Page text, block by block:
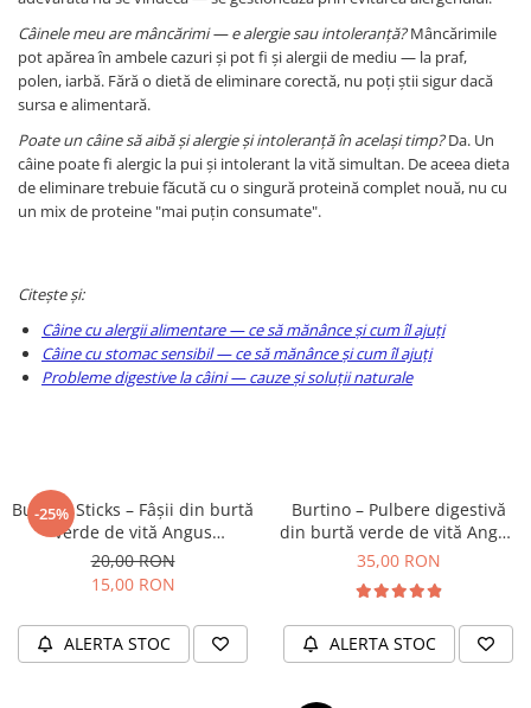
Câinele meu are mâncărimi — e alergie sau intoleranță?Mâncărimile
pot apărea în ambele cazuri și pot fi și alergii de mediu — la praf,
polen, iarbă. Fără o dietă de eliminare corectă, nu poți știi sigur dacă
sursa e alimentară.
Poate un câine să aibă și alergie și intoleranță în același timp?Da. Un
câine poate fi alergic la pui și intolerant la vită simultan. De aceea dieta
de eliminare trebuie făcută cu o singură proteină complet nouă, nu cu
un mix de proteine "mai puțin consumate".
Citește și:
Câine cu alergii alimentare — ce să mănânce și cum îl ajuți
Câine cu stomac sensibil — ce să mănânce și cum îl ajuți
Probleme digestive la câini — cauze și soluții naturale
-25%
Burtino Sticks – Fâșii din burtă
verde de vită Angus
deshidratată
20,00 RON
15,00 RON
ALERTA STOC
Burtino – Pulbere digestivă
din burtă verde de vită Angus
deshidratată
35,00 RON
ALERTA STOC